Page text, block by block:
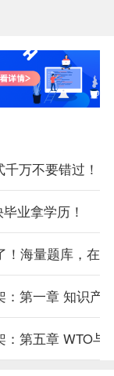
万不要错过！
业拿学历！
！海量题库，在
：第一章 知识产
第五章 WTO与